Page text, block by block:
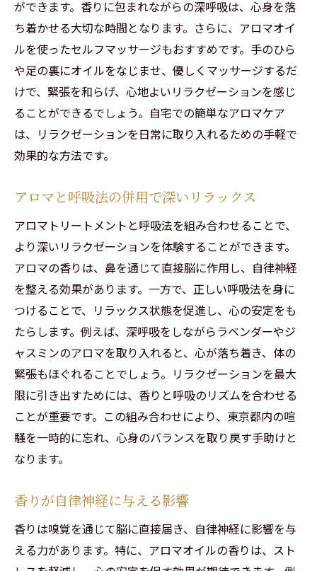
ができます。香りに包まれながらの深呼吸は、心身を落
ち着かせる大切な時間となります。さらに、アロマオイ
ルを使ったセルフマッサージもおすすめです。手のひら
や足の裏にオイルをなじませ、優しくマッサージするだ
けで、緊張を和らげ、心地よいリラクゼーションを感じ
ることができるでしょう。自宅での簡単なアロマケア
は、リラクゼーションを日常に取り入れるための手軽で
効果的な方法です。
アロマと呼吸法の併用で深いリラックス
アロマトリートメントと呼吸法を組み合わせることで、
より深いリラクゼーションを体験することができます。
アロマの香りは、鼻を通じて直接脳に作用し、自律神経
を整える効果があります。一方で、正しい呼吸法を身に
つけることで、リラックス状態を促進し、心の安定をも
たらします。例えば、深呼吸をしながらラベンダーやジ
ャスミンのアロマを取り入れると、心が落ち着き、体の
緊張もほぐれることでしょう。リラクゼーションを最大
限に引き出すためには、香りと呼吸のリズムを合わせる
ことが重要です。この組み合わせにより、東京都内の喧
騒を一時的に忘れ、心身のバランスを取り戻す手助けと
なります。
香りが自律神経に与える影響
香りは嗅覚を通じて脳に直接届き、自律神経に影響を与
える力があります。特に、アロマオイルの香りは、スト